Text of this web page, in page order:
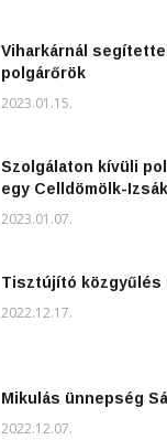
Viharkárnál
polgárőrök
2023.01.15.
Szolgálaton kívüli
egy Celldömölk-
2023.01.07.
Tisztújító közgyűlés
2022.12.17.
Mikulás ünnepség
2022.12.07.